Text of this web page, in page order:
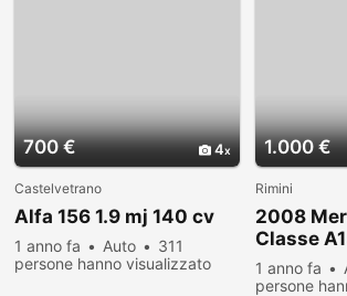
700 € 4
Castelvetrano
Alfa 156 1.9 mj 140 cv
1 anno fa Auto
311
persone hanno visualizzato
1.000 €
Rimini
2008
Classe
CV
1 anno fa
persone